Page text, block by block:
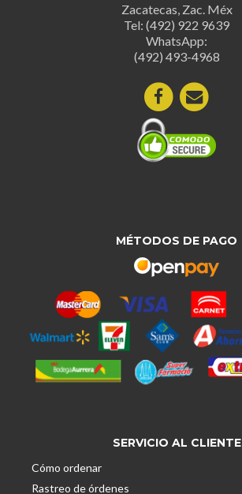
Zacatecas, Zac. Méx
Tel: (492) 922 9639
WhatsApp:
(492) 493-4968
MÉTODOS DE PAGO
SERVICIO AL CLIENTE
Cómo ordenar
Rastreo de órdenes